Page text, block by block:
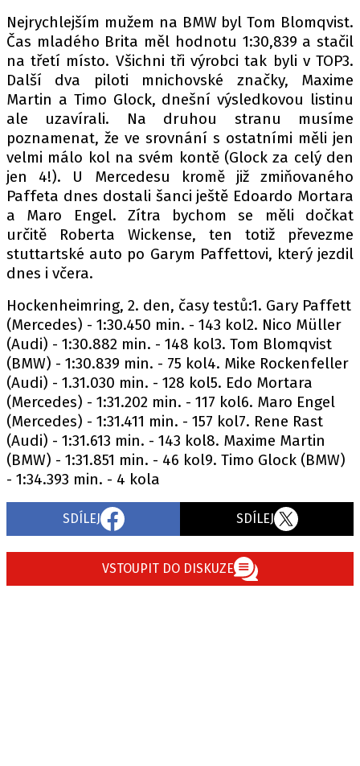
Nejrychlejším mužem na BMW byl Tom Blomqvist.
Čas mladého Brita měl hodnotu 1:30,839 a stačil
na třetí místo. Všichni tři výrobci tak byli v TOP3.
Další dva piloti mnichovské značky, Maxime
Martin a Timo Glock, dnešní výsledkovou listinu
ale uzavírali. Na druhou stranu musíme
poznamenat, že ve srovnání s ostatními měli jen
velmi málo kol na svém kontě (Glock za celý den
jen 4!). U Mercedesu kromě již zmiňovaného
Paffeta dnes dostali šanci ještě Edoardo Mortara
a Maro Engel. Zítra bychom se měli dočkat
určitě Roberta Wickense, ten totiž převezme
stuttartské auto po Garym Paffettovi, který jezdil
dnes i včera.
Hockenheimring, 2. den, časy testů:1. Gary Paffett
(Mercedes) - 1:30.450 min. - 143 kol2. Nico Müller
(Audi) - 1:30.882 min. - 148 kol3. Tom Blomqvist
(BMW) - 1:30.839 min. - 75 kol4. Mike Rockenfeller
(Audi) - 1.31.030 min. - 128 kol5. Edo Mortara
(Mercedes) - 1:31.202 min. - 117 kol6. Maro Engel
(Mercedes) - 1:31.411 min. - 157 kol7. Rene Rast
(Audi) - 1:31.613 min. - 143 kol8. Maxime Martin
(BMW) - 1:31.851 min. - 46 kol9. Timo Glock (BMW)
- 1:34.393 min. - 4 kola
SDÍLEJ SDÍLEJ
VSTOUPIT DO DISKUZE